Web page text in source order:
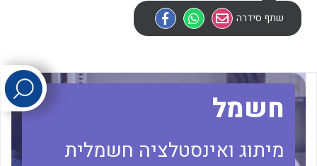
לכל מוצרי היצרן
לכל מוצרי היצרן לכל מוצרי היצרן
שתף סידרה
חשמל
מיתוג ואינסטלציה חשמלית